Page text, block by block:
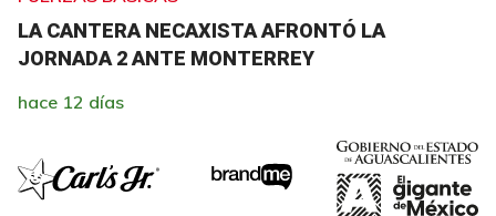
LA CANTERA NECAXISTA AFRONTÓ LA
JORNADA 2 ANTE MONTERREY
hace 12 días